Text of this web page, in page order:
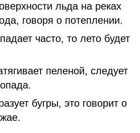
льда на реках
говоря о потеплении.
часто, то лето будет
пеленой, следует
бугры, это говорит о